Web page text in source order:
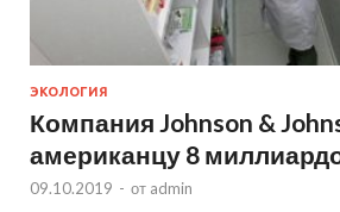
ЭКОЛОГИЯ
Компания Johnson &
американцу 8
09.10.2019 - от admin